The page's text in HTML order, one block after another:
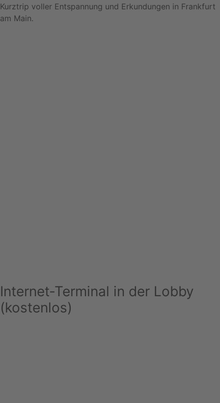
Kurztrip voller Entspannung und Erkundungen in Frankfurt
am Main.
Internet-Terminal in der Lobby
(kostenlos)